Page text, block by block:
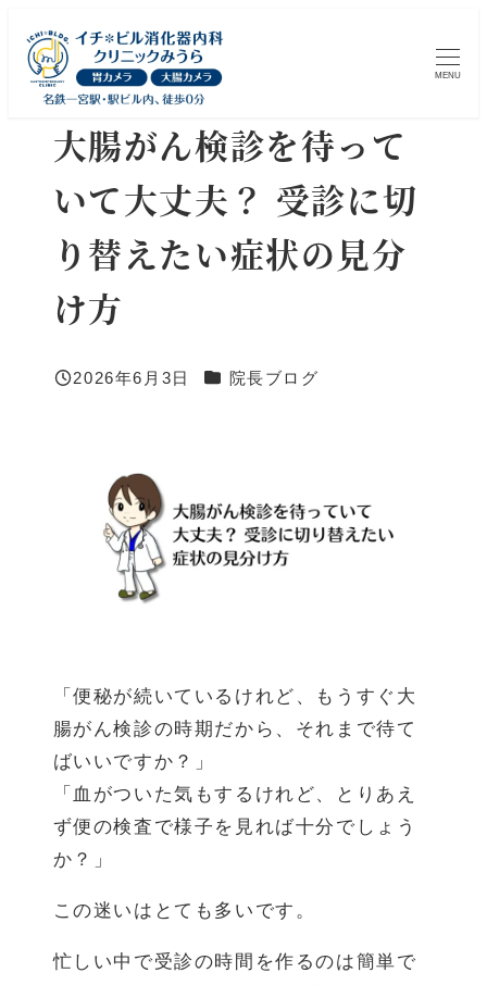
イ
MENU
大腸がん検診を待って
いて大丈夫？ 受診に切
り替えたい症状の見分
け方
投稿日
2026年6月3日 カテゴリー
院長ブログ
「便秘が続いているけれど、もうすぐ大
腸がん検診の時期だから、それまで待て
ばいいですか？」
「血がついた気もするけれど、とりあえ
ず便の検査で様子を見れば十分でしょう
か？」
この迷いはとても多いです。
忙しい中で受診の時間を作るのは簡単で